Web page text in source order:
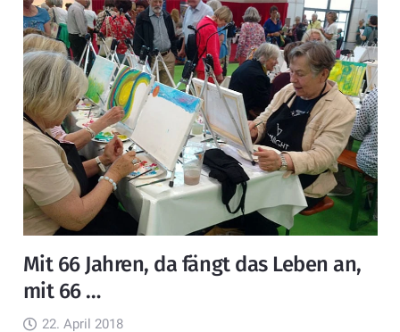
Mit 66 Jahren, da fängt das Leben an,
mit 66 …
22. April 2018